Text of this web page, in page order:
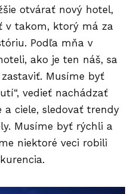
otvárať nový hotel,
v takom, ktorý má za
Podľa mňa v
ako je ten náš, sa
Musíme byť
vedieť nachádzať
a ciele, sledovať trendy
Musíme byť rýchli a
niektoré veci robili